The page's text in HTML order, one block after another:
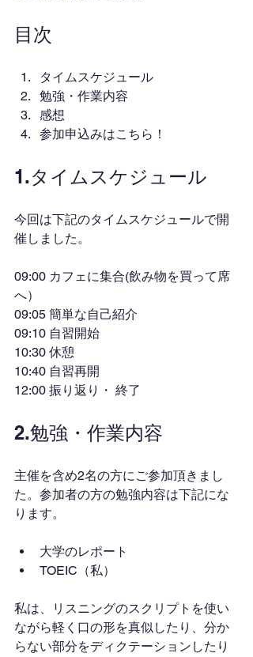
目次
タイムスケジュール
勉強・作業内容
感想
参加申込みはこちら！
1.タイムスケジュール
今回は下記のタイムスケジュールで開
催しました。
09:00 カフェに集合(飲み物を買って席
へ）
09:05 簡単な自己紹介
09:10 自習開始
10:30 休憩
10:40 自習再開
12:00 振り返り・ 終了
2.勉強・作業内容
主催を含め2名の方にご参加頂きまし
た。参加者の方の勉強内容は下記にな
ります。
大学のレポート
TOEIC（私）
私は、リスニングのスクリプトを使い
ながら軽く口の形を真似したり、分か
らない部分をディクテーションしたり